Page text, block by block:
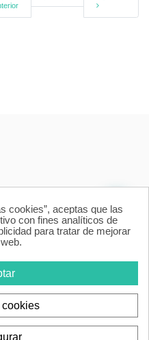
cookies”, aceptas que las
con fines analíticos de
para tratar de mejorar
cookies